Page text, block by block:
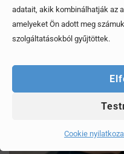
adatait, akik kombinálhatják az
amelyeket Ön adott meg
szolgáltatásokból gyűjtöttek.
Cookie